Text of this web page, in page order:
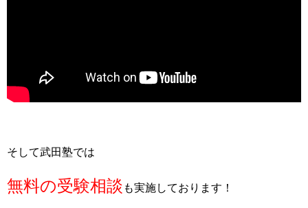
そして武田塾では
無料の受験相談 も実施しております！